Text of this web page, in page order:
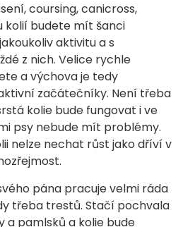
coursing, canicross,
kolií budete mít šanci
aktivitu a s
z nich. Velice rychle
a výchova je tedy
začátečníky. Není třeba
kolie bude fungovat i ve
psy nebude mít problémy.
nelze nechat růst jako dříví v
pána pracuje velmi ráda
třeba trestů. Stačí pochvala
pamlsků a kolie bude